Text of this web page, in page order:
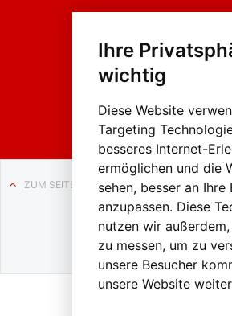
Ihre
wichtig
Diese Website
Targeting
besseres Internet-
ermöglichen und die
sehen, besser an Ihre
anzupassen. Diese
nutzen wir
zu messen, um zu
unsere Besucher
unsere Website
ZUM SEITENANFANG
Auf
+43